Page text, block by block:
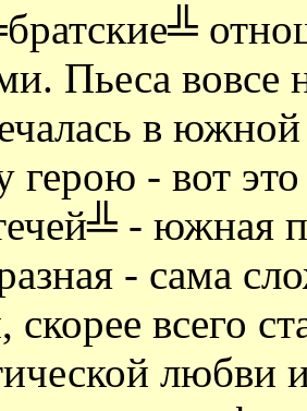
Пьеса вовсе
в южной
герою - вот
- южная
- сама
скорее всего
любви